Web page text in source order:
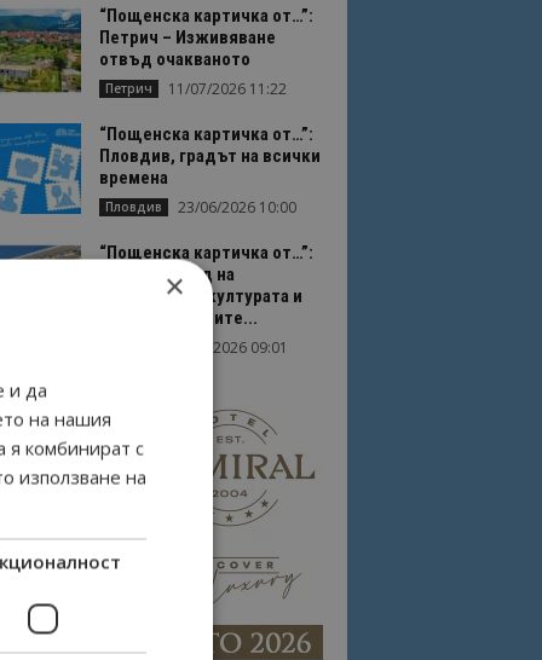
“Пощенска картичка от…”:
Петрич – Изживяване
отвъд очакваното
Петрич 11/07/2026 11:22
“Пощенска картичка от…”:
Пловдив, градът на всички
времена
Пловдив 23/06/2026 10:00
“Пощенска картичка от…”:
Перник – град на
традициите, културата и
вдъхновяващите...
17/06/2026 09:01
×
и да
на нашия
я комбинират с
използване на